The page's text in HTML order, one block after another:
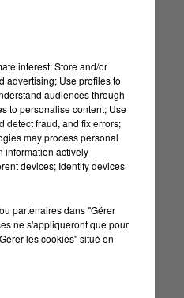
interest: Store and/or
advertising; Use profiles to
audiences through
to personalise content; Use
detect fraud, and fix errors;
may process personal
information actively
devices; Identify devices
partenaires dans "Gérer
ne s'appliqueront que pour
les cookies" situé en